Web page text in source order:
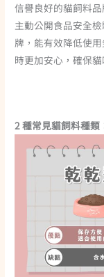
信譽良好的貓飼料
主動公開食品安全
牌，能有效降低使
時更加安心，確保貓
2 種常見貓飼料種類